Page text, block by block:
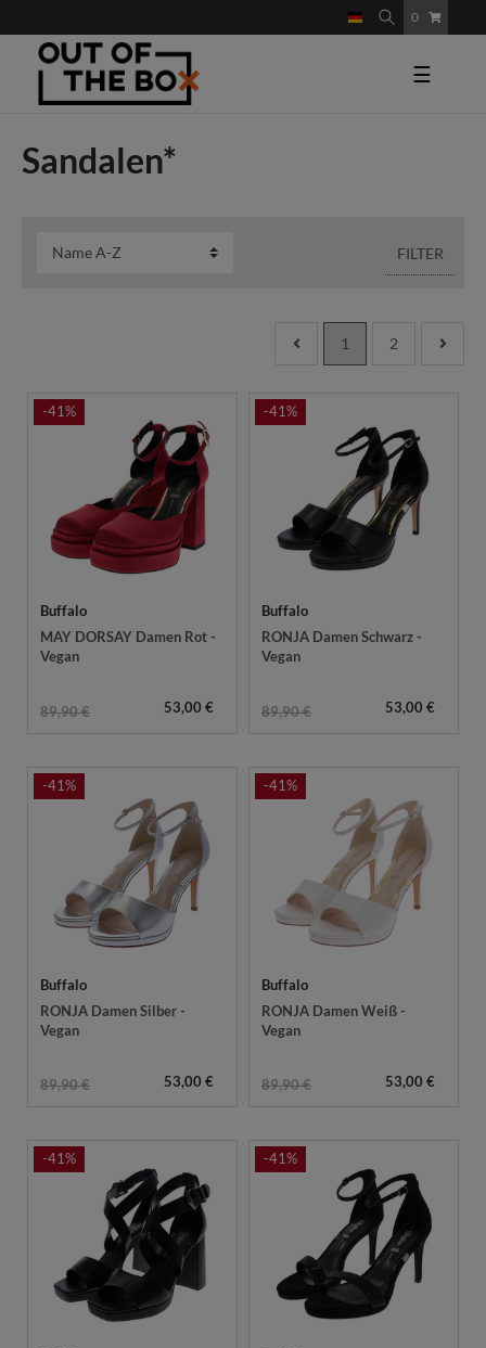
0
☰
Sandalen*
FILTER
1 2
-41%
Buffalo
MAY DORSAY Damen Rot -
Vegan
89,90 € 53,00 €
-41%
Buffalo
RONJA Damen Schwarz -
Vegan
89,90 € 53,00 €
-41%
Buffalo
RONJA Damen Silber -
Vegan
89,90 € 53,00 €
-41%
Buffalo
RONJA Damen Weiß -
Vegan
89,90 € 53,00 €
-41% -41%